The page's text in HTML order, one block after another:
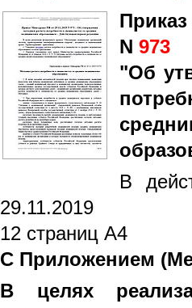
N 973
"Об
В
29.11.2019
12 страниц А4
С Приложением
В целях